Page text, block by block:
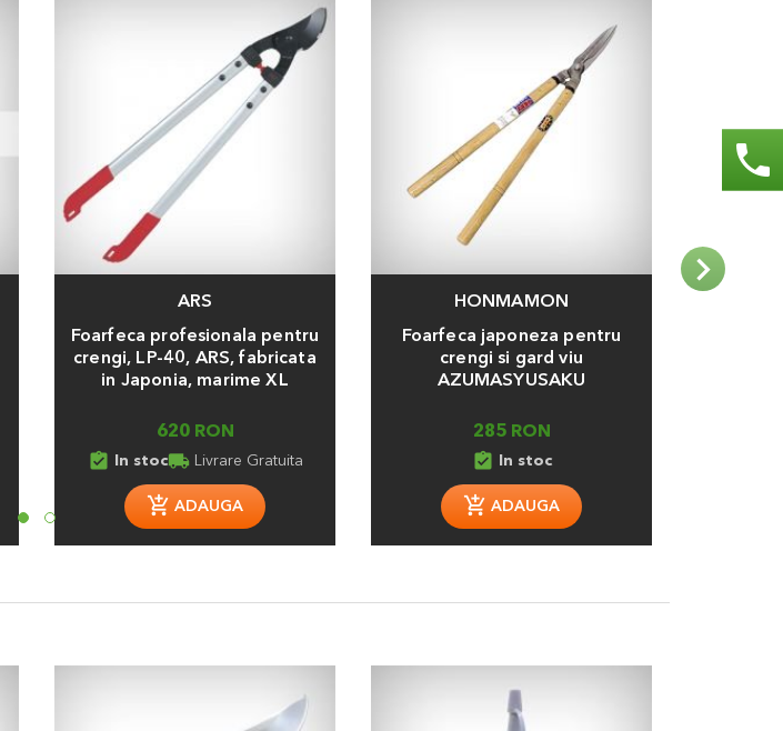
ARS
Foarfeca profesionala pentru
crengi, LP-40, ARS, fabricata
in Japonia, marime XL
620 RON
assignment_turned_in In stoclocal_shipping Livrare Gratuita
ADAUGA
HONMAMON
Foarfeca japoneza pentru
crengi si gard viu
AZUMASYUSAKU
285 RON
assignment_turned_in In stoc
ADAUGA
phone